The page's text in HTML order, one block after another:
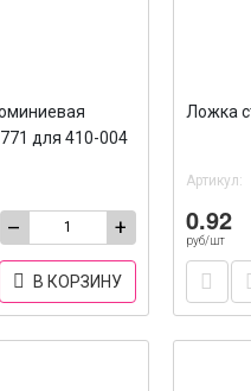
для 410-004
– +
В КОРЗИНУ
Ложка
Артикул:
0.92
руб/шт